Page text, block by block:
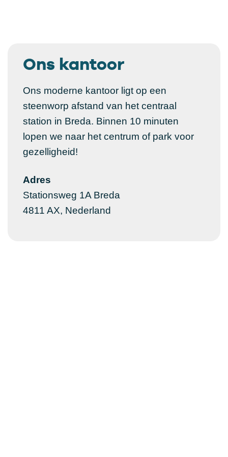
Ons kantoor
Ons moderne kantoor ligt op een
steenworp afstand van het centraal
station in Breda. Binnen 10 minuten
lopen we naar het centrum of park voor
gezelligheid!
Adres
Stationsweg 1A Breda
4811 AX, Nederland